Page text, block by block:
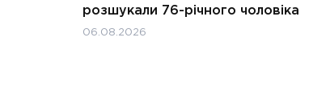
розшукали 76-річного чоловіка
06.08.2026